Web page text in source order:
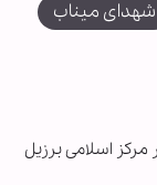
شهدای میناب
اسلامی برزیل